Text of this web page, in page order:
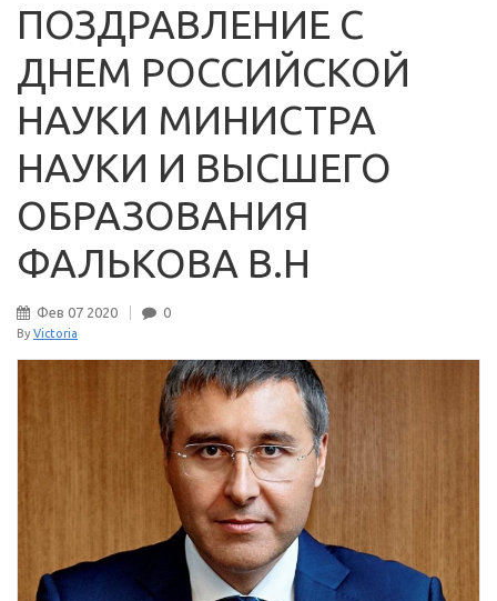
ПОЗДРАВЛЕНИЕ С
ДНЕМ РОССИЙСКОЙ
НАУКИ МИНИСТРА
НАУКИ И ВЫСШЕГО
ОБРАЗОВАНИЯ
ФАЛЬКОВА В.Н
Фев 07 2020 0
By Victoria